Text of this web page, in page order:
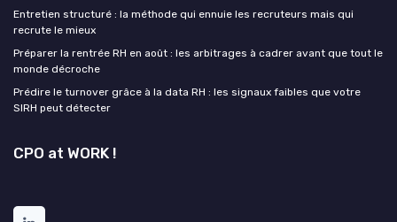
Entretien structuré : la méthode qui ennuie les recruteurs mais qui
recrute le mieux
Préparer la rentrée RH en août : les arbitrages à cadrer avant que tout le
monde décroche
Prédire le turnover grâce à la data RH : les signaux faibles que votre
SIRH peut détecter
CPO at WORK !